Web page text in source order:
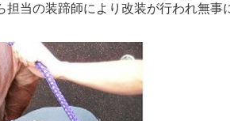
担当の装蹄師により改装が行われ無事